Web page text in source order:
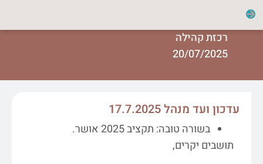
רכזת קהילה
20/07/2025
עדכון ועד מנהל 17.7.2025
בשורה טובה: תקציב 2025 אושר.
תושבים יקרים,